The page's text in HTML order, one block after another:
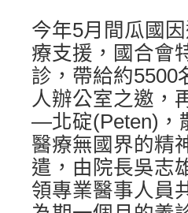
今年5月間瓜國
療支援，國合會
診，帶給約5500
人辦公室之邀，
—北碇(Peten)，
醫療無國界的精
遣，由院長吳志
領專業醫事人員